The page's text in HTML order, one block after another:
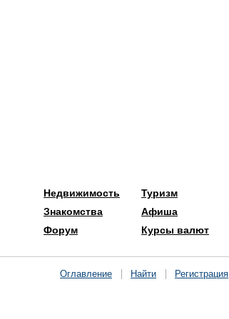
Недвижимость
Знакомства
Форум
Туризм
Афиша
Курсы валют
Оглавление Найти Регистрация